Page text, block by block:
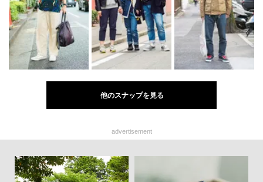
他のスナップを見る
advertisement